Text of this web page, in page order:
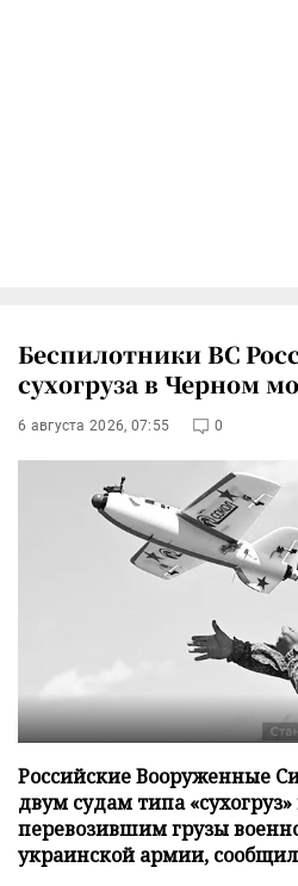
Беспилотники ВС
сухогруза в Черном
6 августа 2026, 07:55 0
Российские Вооруженные
двум судам типа
перевозившим грузы
украинской армии,